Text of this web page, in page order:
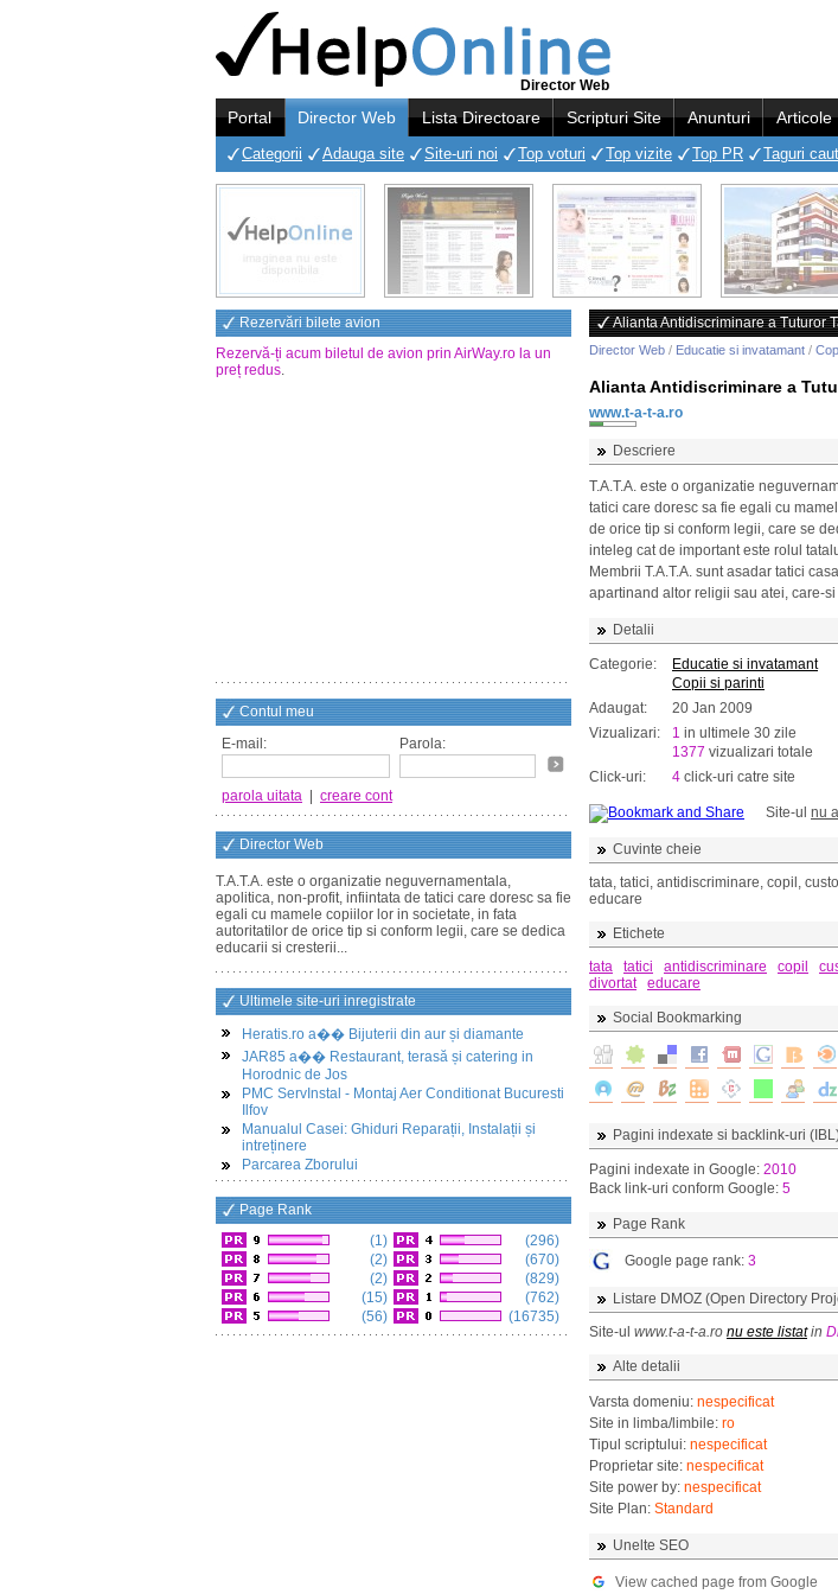
Director Web
Portal Director Web Lista Directoare Scripturi Site Anunturi Articole
Categorii Adauga site Site-uri noi Top voturi Top vizite Top PR Taguri
Rezervări bilete avion
Rezervă-ți acum biletul de avion prin AirWay.ro la un
preț redus.
Contul meu
E-mail:
Parola:
parola uitata creare cont
Director Web
T.A.T.A. este o organizatie neguvernamentala,
apolitica, non-profit, infiintata de tatici care doresc sa fie
egali cu mamele copiilor lor in societate, in fata
autoritatilor de orice tip si conform legii, care se dedica
educarii si cresterii...
Ultimele site-uri inregistrate
Heratis.ro a�� Bijuterii din aur și diamante
JAR85 a�� Restaurant, terasă și catering in
Horodnic de Jos
PMC ServInstal - Montaj Aer Conditionat Bucuresti
Ilfov
Manualul Casei: Ghiduri Reparații, Instalații și
intreținere
Parcarea Zborului
Page Rank
(1)
(2)
(2)
(15)
(56)
(296)
(670)
(829)
(762)
(16735)
Alianta Antidiscriminare a Tuturor
Director Web / Educatie si invatamant /
Alianta Antidiscriminare a
www.t-a-t-a.ro
Descriere
T.A.T.A. este o organizatie
tatici care doresc sa fie egali cu
de orice tip si conform legii, care se
inteleg cat de important este rolul
Membrii T.A.T.A. sunt asadar tatici
apartinand altor religii sau atei, care-
Detalii
Categorie:
Educatie si invatamant
Copii si parinti
Adaugat:
20 Jan 2009
Vizualizari:
1 in ultimele 30 zile
1377 vizualizari totale
Click-uri:
4 click-uri catre site
Site-ul nu
Cuvinte cheie
tata, tatici, antidiscriminare, copil,
educare
Etichete
tata
tatici antidiscriminare copil
divortat
educare
Social Bookmarking
Pagini indexate si backlink-uri
Pagini indexate in Google: 2010
Back link-uri conform Google: 5
Page Rank
Google page rank: 3
Listare DMOZ (Open Directory
Site-ul www.t-a-t-a.ro nu este listatin
Alte detalii
Varsta domeniu: nespecificat
Site in limba/limbile: ro
Tipul scriptului: nespecificat
Proprietar site: nespecificat
Site power by: nespecificat
Site Plan: Standard
Unelte SEO
View cached page from Google